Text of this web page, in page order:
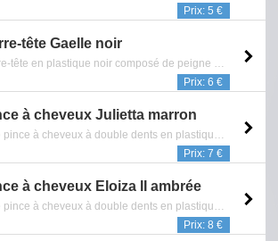
Prix: 5 €
tête Gaelle noir
Serre-tête en plastique noir composé de peigne garantissant la tenue - Ajustable - Reference: 0902.312.0110
Prix: 6 €
à cheveux Julietta marron
Une pince à cheveux à double dents en plastique et ornée de coeurs avec finition dorée - Sans Nickel - Reference: 0902.154.0408
Prix: 7 €
à cheveux Eloiza II ambrée
Une pince à cheveux à double dents en plastique transparent - Dim: L8 cm - Reference: 0902.405.0810
Prix: 8 €